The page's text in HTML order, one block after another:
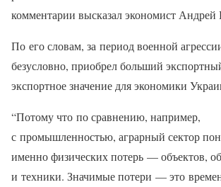
комментарии высказал экономист Андрей
По его словам, за период военной
безусловно, приобрел больший
экспортное значение для экономики
“Потому что по сравнению, например,
с промышленностью, аграрный сектор
именно физических потерь — объектов,
и техники. Значимые потери — это